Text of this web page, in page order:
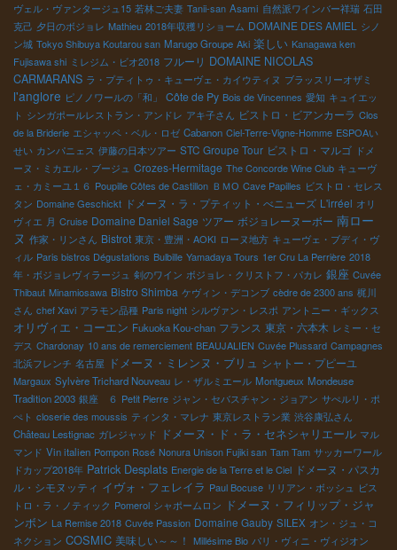
ヴェル・ヴァンタージュ15 若林ご夫妻 Tanii-san Asami 自然派ワインバー祥瑞 石田
克己 夕日のボジョレ Mathieu 2018年収穫リショーム DOMAINE DES AMIEL
シノ
ン城 Tokyo Shibuya Koutarou san Marugo Groupe Aki 楽しい Kanagawa ken
Fujisawa shi ミレジム・ビオ2018 フルーリ DOMAINE NICOLAS
CARMARANS ラ・プティトゥ・キューヴェ・カイウティヌ ブラッスリーオザミ
l'anglore ピノノワールの「和」 Côte de Py Bois de Vincennes 愛知 キュイエッ
ト シンガポールレストラン・アンドレ アキ子さん ビストロ・ビアンカーラ Clos
de la Briderie エシャッペ・ベル・ロゼ Cabanon Ciel-Terre-Vigne-Homme ESPOAい
せい カンパニェス 伊藤の日本ツアー STC Groupe Tour ビストロ・マルゴ ドメ
ーヌ・ミカエル・ブージュ Crozes-Hermitage The Concorde Wine Club キューヴ
ェ・カミーユ１６ Poupille Côtes de Castillon ＢＭО Cave Papilles ビストロ・セレス
タン Domaine Geschickt ドメーヌ・ラ・プティット・べニューズ L'irréel オリ
ヴィエ 月 Cruise Domaine Daniel Sage ツアー ボジョレーヌーボー 南ロー
ヌ 作家・リンさん Bistrot 東京・豊洲・AOKI ローヌ地方 キューヴェ・ブディ・ヴ
ィル Paris bistros Dégustations Bulbille Yamadaya Tours 1er Cru La Perrière 2018
年・ボジョレヴィラージュ 剣のワイン ボジョレ・クリストフ・パカレ 銀座 Cuvée
Thibaut Minamiosawa Bistro Shimba ケヴィン・デコンブ cèdre de 2300 ans 梶川
さん chef Xavi アラモン品種 Paris night シルヴァン・レスポ アントニー・ギックス
オリヴィエ・コーエン Fukuoka Kou-chan フランス 東京・六本木 レミー・セ
デス Chardonay 10 ans de remerciement BEAUJALIEN Cuvée Plussard Campagnes
北浜フレンチ 名古屋 ドメーヌ・ミレンヌ・ブリュ シャトー・プピーユ
Margaux Sylvère Trichard Nouveau レ・ザルミエール Montgueux Mondeuse
Tradition 2003 銀座 ６ Petit Pierre ジャン・セバスチャン・ジョアン サぺルリ・ポ
ぺト closerie des moussis ティンタ・マレナ 東京レストラン業 渋谷康弘さん
Château Lestignac ガレジャッド ドメーヌ・ド・ラ・セネシャリエール マル
マンド Vin italien Pompon Rosé Nonura Unison Fujiki san Tam Tam サッカーワール
ドカップ2018年 Patrick Desplats Energie de la Terre et le Ciel ドメーヌ・パスカ
ル・シモヌッティ イヴォ・フェレイラ Paul Bocuse リリアン・ボッシュ ビス
トロ・ラ・ノティック Pomerol シャポームロン ドメーヌ・フィリップ・ジャ
ンボン La Remise 2018 Cuvée Passion Domaine Gauby SILEX オン・ジュ・コ
ネクション COSMIC 美味しい～～！ Millésime Bio パリ・ヴィニ・ヴィジオン